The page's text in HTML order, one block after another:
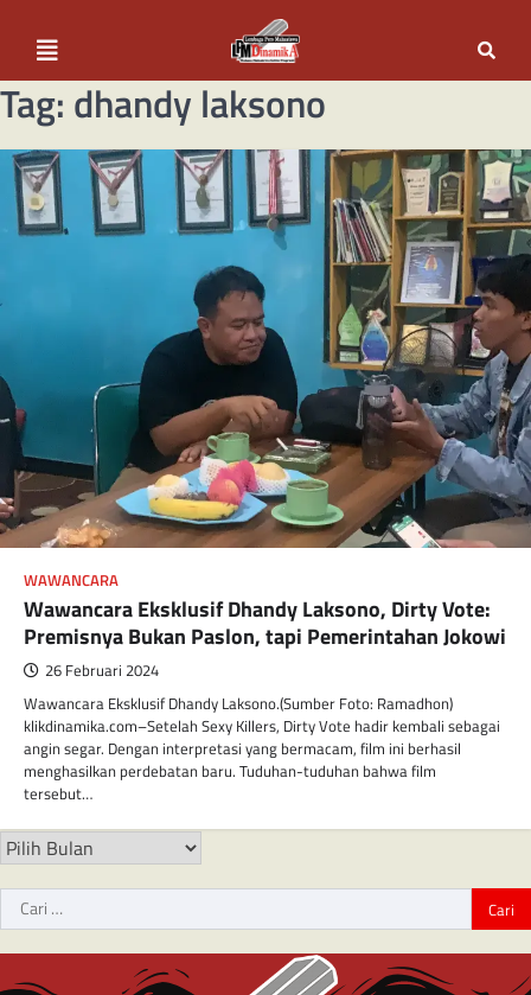
Tag: dhandy laksono
WAWANCARA
Wawancara Eksklusif Dhandy Laksono, Dirty Vote:
Premisnya Bukan Paslon, tapi Pemerintahan Jokowi
26 Februari 2024
Wawancara Eksklusif Dhandy Laksono.(Sumber Foto: Ramadhon)
klikdinamika.com–Setelah Sexy Killers, Dirty Vote hadir kembali sebagai
angin segar. Dengan interpretasi yang bermacam, film ini berhasil
menghasilkan perdebatan baru. Tuduhan-tuduhan bahwa film
tersebut…